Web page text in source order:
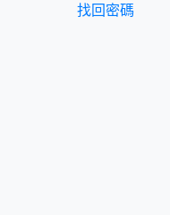
找回密碼